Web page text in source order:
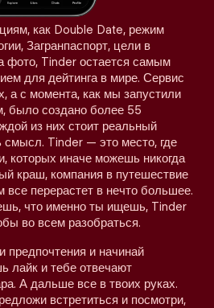
как Double Date, режим
Загранпаспорт, цели в
фото, Tinder остается самым
для дейтинга в мире. Сервис
а с момента, как мы запустили
было создано более 55
из них стоит реальный
смысл. Tinder — это место, где
которых иначе можешь никогда
краш, компания в путешествие
все перерастет в нечто большее.
что именно ты ищешь, Tinder
во всем разобраться.
предпочтения и начинай
лайк и тебе отвечают
А дальше все в твоих руках.
встретиться и посмотри,